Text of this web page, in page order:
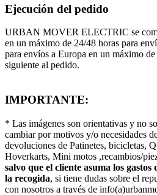
Ejecución del pedido
URBAN MOVER ELECTRIC se
en un máximo de 24/48 horas para
para envíos a Europa en un máximo
siguiente al pedido.
IMPORTANTE:
* Las imágenes son orientativas y no
cambiar por motivos y/o necesidades
devoluciones de Patinetes, bicicletas,
Hoverkarts, Mini motos ,recambios/
salvo que el cliente asuma los
la recogida, si tiene dudas sobre el
con nosotros a través de